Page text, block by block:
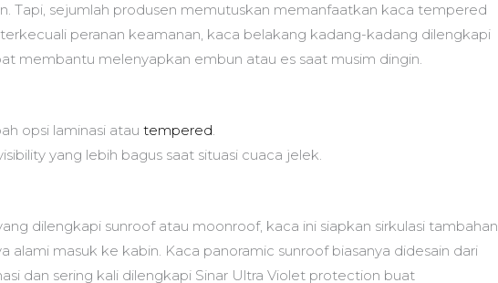
Tapi, sejumlah produsen memutuskan memanfaatkan kaca tempered
peranan keamanan, kaca belakang kadang-kadang dilengkapi
membantu melenyapkan embun atau es saat musim dingin.
opsi laminasi atau tempered.
yang lebih bagus saat situasi cuaca jelek.
dilengkapi sunroof atau moonroof, kaca ini siapkan sirkulasi tambahan
alami masuk ke kabin. Kaca panoramic sunroof biasanya didesain dari
dan sering kali dilengkapi Sinar Ultra Violet protection buat